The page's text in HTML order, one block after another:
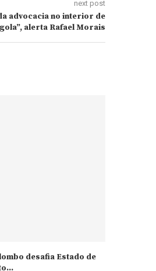
next post
advocacia no interior de
alerta Rafael Morais
desafia Estado de